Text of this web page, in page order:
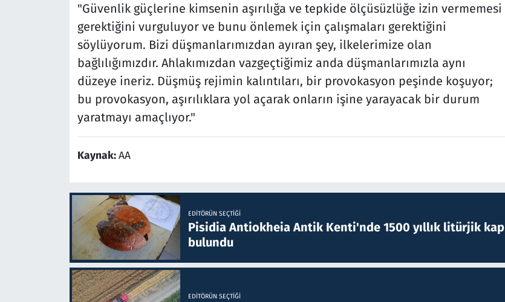
"Güvenlik güçlerine kimsenin aşırılığa ve tepkide ölçüsüzlüğe izin vermemesi
gerektiğini vurguluyor ve bunu önlemek için çalışmaları gerektiğini
söylüyorum. Bizi düşmanlarımızdan ayıran şey, ilkelerimize olan
bağlılığımızdır. Ahlakımızdan vazgeçtiğimiz anda düşmanlarımızla aynı
düzeye ineriz. Düşmüş rejimin kalıntıları, bir provokasyon peşinde koşuyor;
bu provokasyon, aşırılıklara yol açarak onların işine yarayacak bir durum
yaratmayı amaçlıyor."
Kaynak:AA
EDITÖRÜN SEÇTIĞI
Pisidia Antiokheia Antik Kenti'nde 1500 yıllık litürjik kap
bulundu
EDITÖRÜN SEÇTIĞI